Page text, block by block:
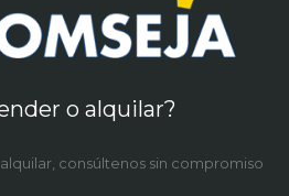
o alquilar?
consúltenos sin compromiso